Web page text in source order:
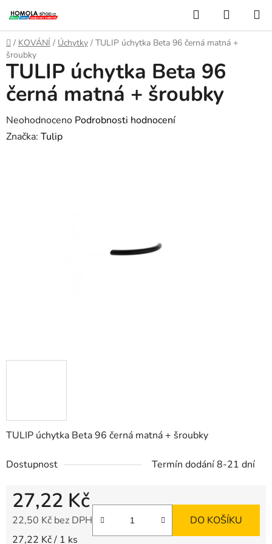
na
obsah
Hledat
KOŠÍK
Domů
/ KOVÁNÍ / Úchytky / TULIP úchytka Beta 96 černá matná +
šroubky
TULIP úchytka Beta 96 černá matná + šroubky
Dostupnost Termín dodání 8-21 dní
27,22 Kč
22,50 Kč bez DPH
Měrná cena:
27,22 Kč / 1 ks
DO KOŠÍKU
TULIP úchytka Beta 96
černá matná + šroubky
Průměrné
hodnocení
Neohodnoceno Podrobnosti hodnocení
Značka: Tulip